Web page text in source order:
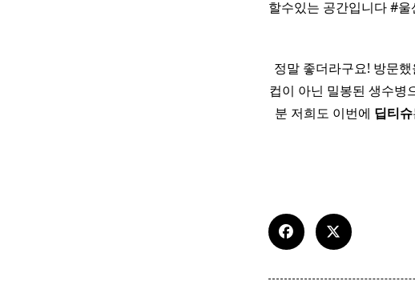
할수있는 공간입니다 #
정말 좋더라구요! 방문
컵이 아닌 밀봉된 생수병
분 저희도 이번에 딥티슈